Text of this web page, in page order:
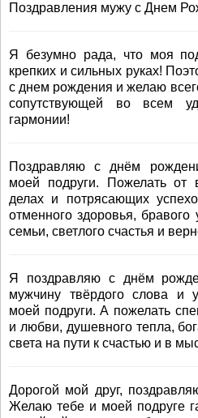
Поздравления мужу с Днем
Я безумно рада, что моя
крепких и сильных руках!
с днем рождения и желаю
сопутствующей во всем
гармонии!
Поздравляю с днём
моей подруги. Пожелать от
делах и потрясающих
отменного здоровья,
семьи, светлого счастья и
Я поздравляю с днём
мужчину твёрдого слова и
моей подруги. А пожелать
и любви, душевного тепла,
света на пути к счастью и в
Дорогой мой друг,
Желаю тебе и моей подруге